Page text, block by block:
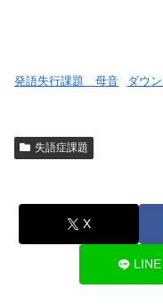
発語失行課題 母音 ダウ
失語症課題
X
LINE